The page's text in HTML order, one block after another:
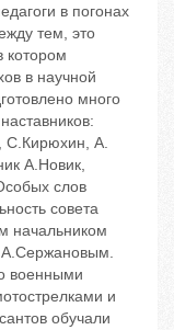
в погонах
тем, это
котором
в научной
много
С.Кирюхин, А.
А.Новик,
слов
совета
начальником
А.Сержановым.
военными
и
обучали